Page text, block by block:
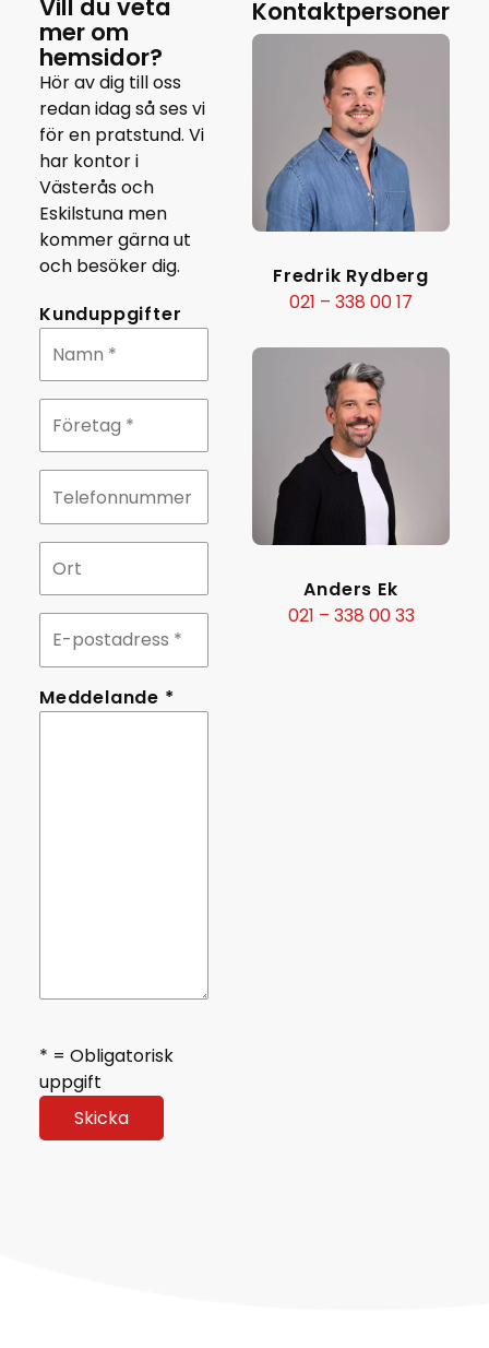
Vill du veta
mer om
hemsidor?
Hör av dig till oss
redan idag så ses vi
för en pratstund. Vi
har kontor i
Västerås och
Eskilstuna men
kommer gärna ut
och besöker dig.
Kunduppgifter
postadress
Meddelande *
* = Obligatorisk
uppgift
Kontaktpersoner
Fredrik Rydberg
021 – 338 00 17
Anders Ek
021 – 338 00 33